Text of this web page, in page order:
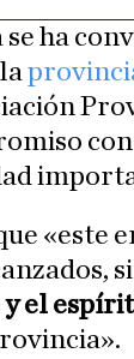
se ha
con
«este
el